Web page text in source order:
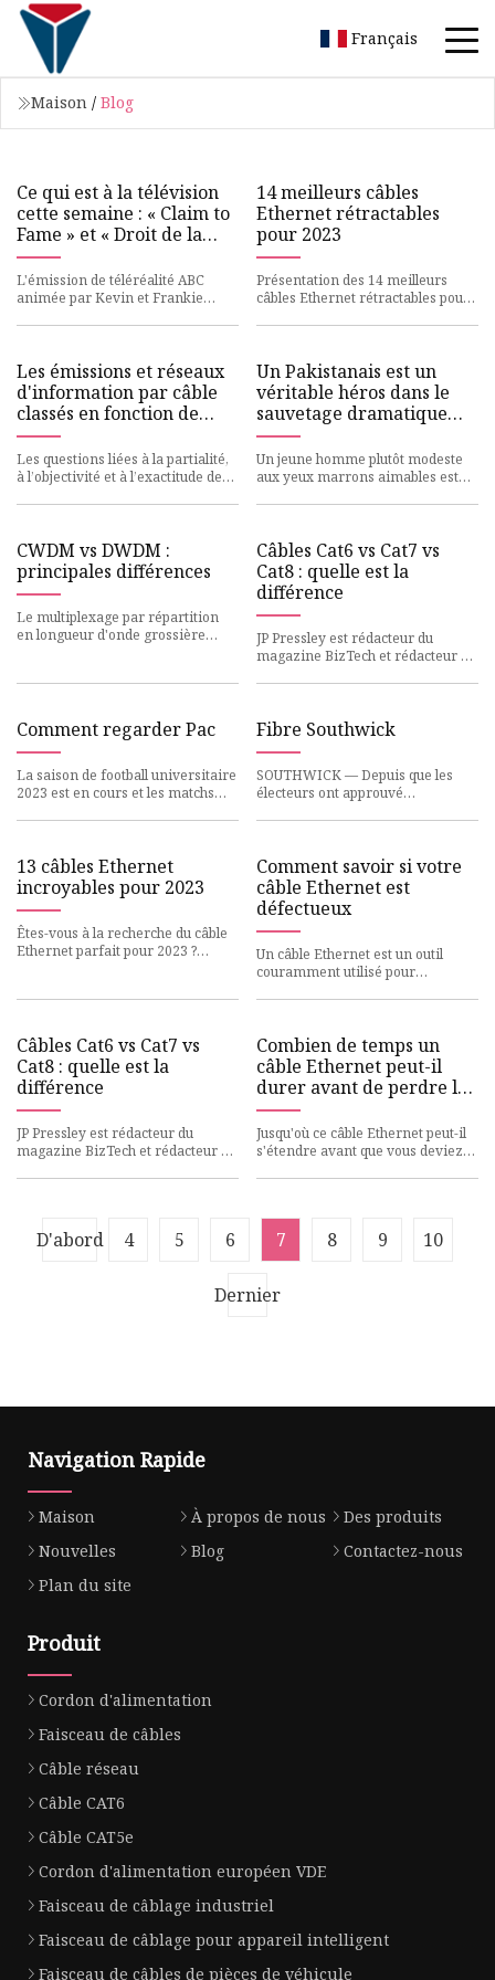
Français
Maison / Blog
Ce qui est à la télévision
cette semaine : « Claim to
Fame » et « Droit de la
famille »
L'émission de téléréalité ABC
animée par Kevin et Frankie
14 meilleurs câbles
Ethernet rétractables
pour 2023
Présentation des 14 meilleurs
câbles Ethernet rétractables pour
Les émissions et réseaux
d'information par câble
classés en fonction de
leur partialité et de leur
exactitude
Les questions liées à la partialité,
à l’objectivité et à l’exactitude des
Un Pakistanais est un
véritable héros dans le
sauvetage dramatique
d'un téléphérique après
que des jeunes se soient
retrouvés bloqués
Un jeune homme plutôt modeste
aux yeux marrons aimables est
CWDM vs DWDM :
principales différences
Le multiplexage par répartition
en longueur d'onde grossière
long
Câbles Cat6 vs Cat7 vs
Cat8 : quelle est la
différence
JP Pressley est rédacteur du
magazine BizTech et rédacteur en
Comment regarder Pac
La saison de football universitaire
2023 est en cours et les matchs
Fibre Southwick
SOUTHWICK — Depuis que les
électeurs ont approuvé
13 câbles Ethernet
incroyables pour 2023
Êtes-vous à la recherche du câble
Ethernet parfait pour 2023 ?
Comment savoir si votre
câble Ethernet est
défectueux
Un câble Ethernet est un outil
couramment utilisé pour
Câbles Cat6 vs Cat7 vs
Cat8 : quelle est la
différence
JP Pressley est rédacteur du
magazine BizTech et rédacteur en
Combien de temps un
câble Ethernet peut-il
durer avant de perdre le
signal ?
Jusqu'où ce câble Ethernet peut-il
s'étendre avant que vous deviez
D'abord 4 5 6 7 8 9 10
Dernier
Navigation Rapide
Maison À propos de nous
Des produits
Nouvelles
Blog
Contactez-nous
Plan du site
Produit
Cordon d'alimentation
Faisceau de câbles
Câble réseau
Câble CAT6
Câble CAT5e
Cordon d'alimentation européen VDE
Faisceau de câblage industriel
Faisceau de câblage pour appareil intelligent
Faisceau de câbles de pièces de véhicule